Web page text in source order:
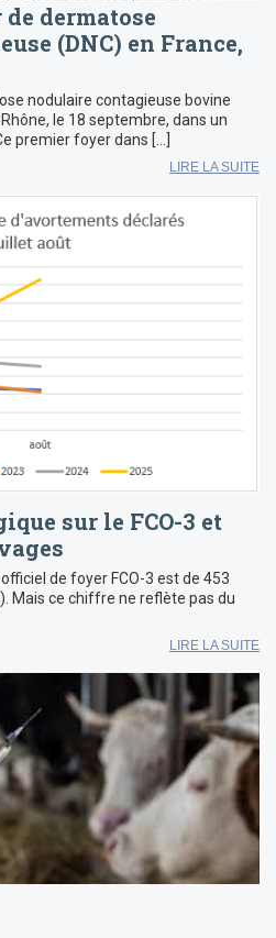
dermatose
(DNC) en France,
nodulaire contagieuse bovine
le 18 septembre, dans un
premier foyer dans […]
LIRE LA SUITE
sur le FCO-3 et
de foyer FCO-3 est de 453
Mais ce chiffre ne reflète pas du
LIRE LA SUITE